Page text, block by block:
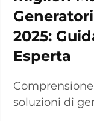
2025:
Esperta
soluzioni di